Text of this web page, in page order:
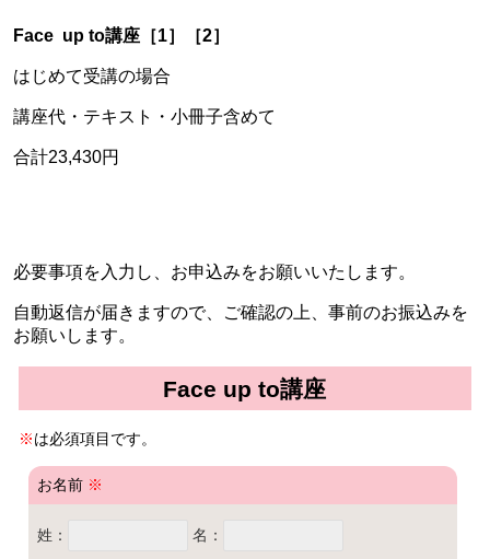
Face up to講座［1］［2］
はじめて受講の場合
講座代・テキスト・小冊子含めて
合計23,430円
必要事項を入力し、お申込みをお願いいたします。
自動返信が届きますので、ご確認の上、事前のお振込みを
お願いします。
Face up to講座
※は必須項目です。
お名前※
姓： 名：